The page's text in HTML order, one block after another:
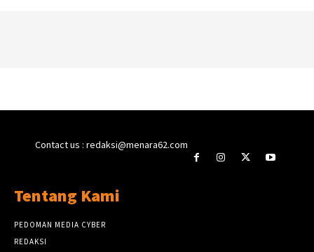
Contact us : redaksi@menara62.com
Tentang Kami
PEDOMAN MEDIA CYBER
REDAKSI